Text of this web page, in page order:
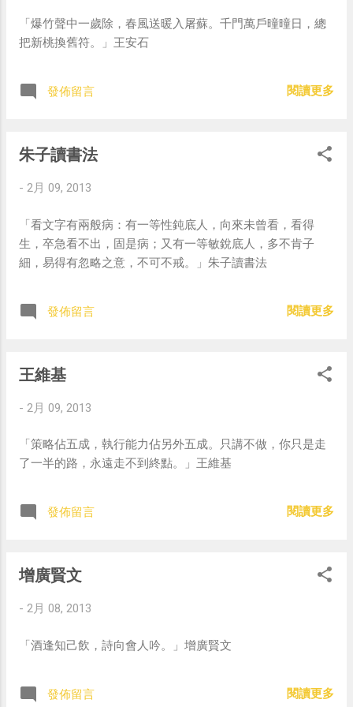
「爆竹聲中一歲除，春風送暖入屠蘇。千門萬戶曈曈日，總
把新桃換舊符。」王安石
發佈留言 閱讀更多
朱子讀書法
- 2月 09, 2013
「看文字有兩般病：有一等性鈍底人，向來未曾看，看得
生，卒急看不出，固是病；又有一等敏銳底人，多不肯子
細，易得有忽略之意，不可不戒。」朱子讀書法
發佈留言 閱讀更多
王維基
- 2月 09, 2013
「策略佔五成，執行能力佔另外五成。只講不做，你只是走
了一半的路，永遠走不到終點。」王維基
發佈留言 閱讀更多
增廣賢文
- 2月 08, 2013
「酒逢知己飲，詩向會人吟。」增廣賢文
發佈留言 閱讀更多